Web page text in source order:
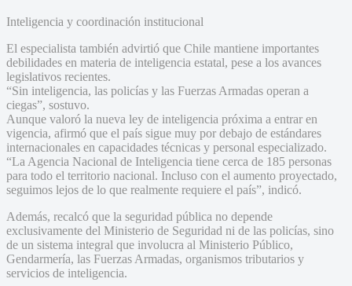
Inteligencia y coordinación institucional
El especialista también advirtió que Chile mantiene importantes
debilidades en materia de inteligencia estatal, pese a los avances
legislativos recientes.
“Sin inteligencia, las policías y las Fuerzas Armadas operan a
ciegas”, sostuvo.
Aunque valoró la nueva ley de inteligencia próxima a entrar en
vigencia, afirmó que el país sigue muy por debajo de estándares
internacionales en capacidades técnicas y personal especializado.
“La Agencia Nacional de Inteligencia tiene cerca de 185 personas
para todo el territorio nacional. Incluso con el aumento proyectado,
seguimos lejos de lo que realmente requiere el país”, indicó.
Además, recalcó que la seguridad pública no depende
exclusivamente del Ministerio de Seguridad ni de las policías, sino
de un sistema integral que involucra al Ministerio Público,
Gendarmería, las Fuerzas Armadas, organismos tributarios y
servicios de inteligencia.